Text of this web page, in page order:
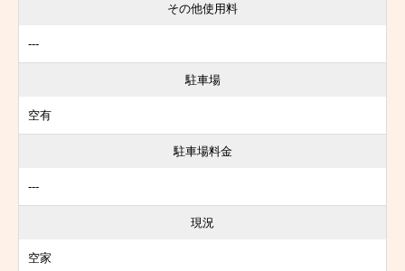
その他使用料
---
駐車場
空有
駐車場料金
---
現況
空家